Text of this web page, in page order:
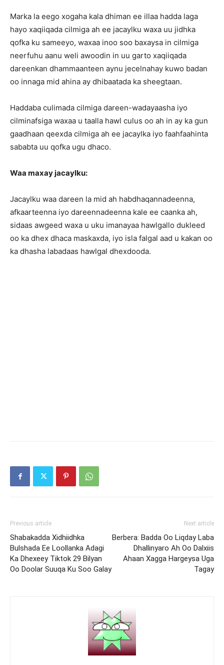
Marka la eego xogaha kala dhiman ee illaa hadda laga
hayo xaqiiqada cilmiga ah ee jacaylku waxa uu jidhka
qofka ku sameeyo, waxaa inoo soo baxaysa in cilmiga
neerfuhu aanu weli awoodin in uu garto xaqiiqada
dareenkan dhammaanteen aynu jecelnahay kuwo badan
oo innaga mid ahina ay dhibaatada ka sheegtaan.
Haddaba culimada cilmiga dareen-wadayaasha iyo
cilminafsiga waxaa u taalla hawl culus oo ah in ay ka gun
gaadhaan qeexda cilmiga ah ee jacaylka iyo faahfaahinta
sababta uu qofka ugu dhaco.
Waa maxay jacaylku:
Jacaylku waa dareen la mid ah habdhaqannadeenna,
afkaarteenna iyo dareennadeenna kale ee caanka ah,
sidaas awgeed waxa u uku imanayaa hawlgallo dukleed
oo ka dhex dhaca maskaxda, iyo isla falgal aad u kakan oo
ka dhasha labadaas hawlgal dhexdooda.
Previous article
Shabakadda Xidhiidhka
Bulshada Ee Loollanka Adagi
Ka Dhexeey Tiktok 29 Bilyan
Oo Doolar Suuqa Ku Soo Galay
Next article
Berbera: Badda Oo Liqday Laba
Dhallinyaro Ah Oo Dalxiis
Ahaan Xagga Hargeysa Uga
Tagay